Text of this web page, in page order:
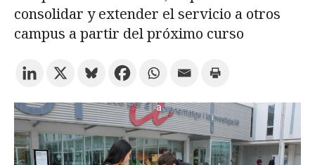
Suscríbete a los boletines electrónicos de la URV Agenda
consolidar y extender el servicio a otros
campus a partir del próximo curso